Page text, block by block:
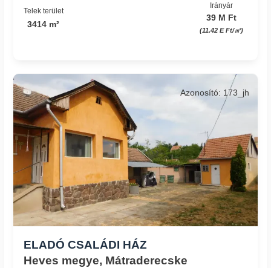
Telek terület
3414 m²
Irányár
39 M Ft
(11.42 E Ft/㎡)
ELADÓ CSALÁDI HÁZ
Heves megye, Mátraderecske
Azonosító: 173_jh